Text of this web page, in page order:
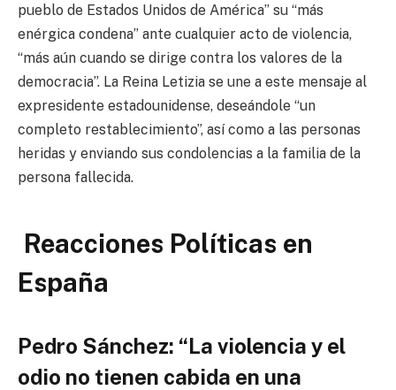
pueblo de Estados Unidos de América” su “más
enérgica condena” ante cualquier acto de violencia,
“más aún cuando se dirige contra los valores de la
democracia”. La Reina Letizia se une a este mensaje al
expresidente estadounidense, deseándole “un
completo restablecimiento”, así como a las personas
heridas y enviando sus condolencias a la familia de la
persona fallecida.
Reacciones Políticas en
España
Pedro Sánchez: “La violencia y el
odio no tienen cabida en una